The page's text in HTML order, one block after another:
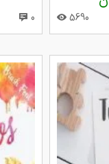
5690
0